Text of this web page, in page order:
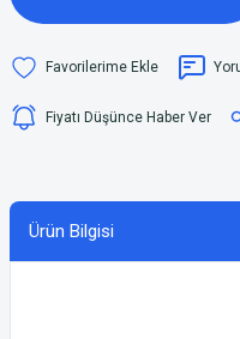
Fiyatı Düşünce Haber Ver
Ürün Bilgisi